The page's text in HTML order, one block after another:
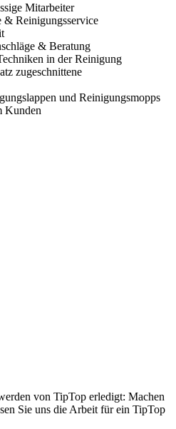
Mitarbeiter
& Reinigungsservice
& Beratung
in der Reinigung
zugeschnittene
und Reinigungsmopps
Kunden
von TipTop erledigt: Machen
Sie uns die Arbeit für ein TipTop